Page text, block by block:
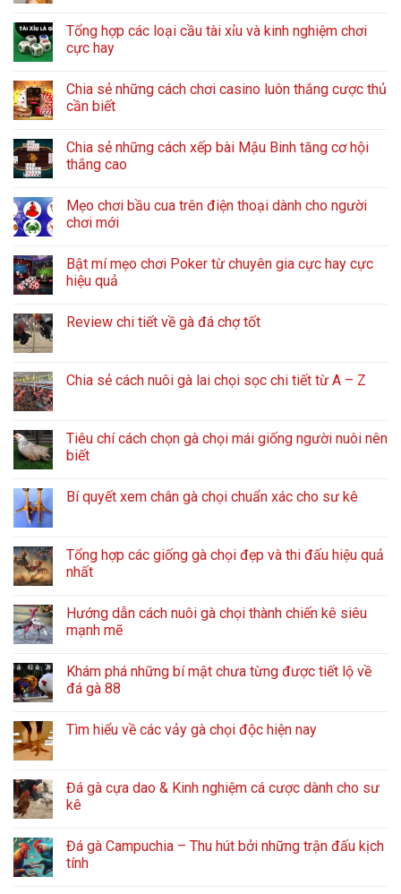
Tổng hợp các loại cầu tài xỉu và kinh nghiệm chơi
cực hay
Chia sẻ những cách chơi casino luôn thắng cược thủ
cần biết
Chia sẻ những cách xếp bài Mậu Binh tăng cơ hội
thắng cao
Mẹo chơi bầu cua trên điện thoại dành cho người
chơi mới
Bật mí mẹo chơi Poker từ chuyên gia cực hay cực
hiệu quả
Review chi tiết về gà đá chợ tốt
Chia sẻ cách nuôi gà lai chọi sọc chi tiết từ A – Z
Tiêu chí cách chọn gà chọi mái giống người nuôi nên
biết
Bí quyết xem chân gà chọi chuẩn xác cho sư kê
Tổng hợp các giống gà chọi đẹp và thi đấu hiệu quả
nhất
Hướng dẫn cách nuôi gà chọi thành chiến kê siêu
mạnh mẽ
Khám phá những bí mật chưa từng được tiết lộ về
đá gà 88
Tìm hiểu về các vảy gà chọi độc hiện nay
Đá gà cựa dao & Kinh nghiệm cá cược dành cho sư
kê
Đá gà Campuchia – Thu hút bởi những trận đấu kịch
tính